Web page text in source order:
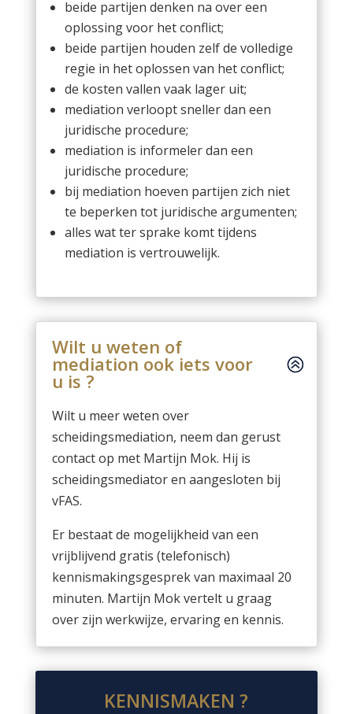
beide partijen denken na over een
oplossing voor het conflict;
beide partijen houden zelf de volledige
regie in het oplossen van het conflict;
de kosten vallen vaak lager uit;
mediation verloopt sneller dan een
juridische procedure;
mediation is informeler dan een
juridische procedure;
bij mediation hoeven partijen zich niet
te beperken tot juridische argumenten;
alles wat ter sprake komt tijdens
mediation is vertrouwelijk.
Wilt u weten of
mediation ook iets voor
u is ?
Wilt u meer weten over
scheidingsmediation, neem dan gerust
contact op met Martijn Mok. Hij is
scheidingsmediator en aangesloten bij
vFAS.
Er bestaat de mogelijkheid van een
vrijblijvend gratis (telefonisch)
kennismakingsgesprek van maximaal 20
minuten. Martijn Mok vertelt u graag
over zijn werkwijze, ervaring en kennis.
KENNISMAKEN ?